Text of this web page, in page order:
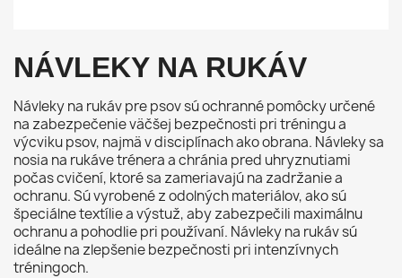
NÁVLEKY NA RUKÁV
Návleky na rukáv pre psov sú ochranné pomôcky určené
na zabezpečenie väčšej bezpečnosti pri tréningu a
výcviku psov, najmä v disciplínach ako obrana. Návleky sa
nosia na rukáve trénera a chránia pred uhryznutiami
počas cvičení, ktoré sa zameriavajú na zadržanie a
ochranu. Sú vyrobené z odolných materiálov, ako sú
špeciálne textílie a výstuž, aby zabezpečili maximálnu
ochranu a pohodlie pri používaní. Návleky na rukáv sú
ideálne na zlepšenie bezpečnosti pri intenzívnych
tréningoch.